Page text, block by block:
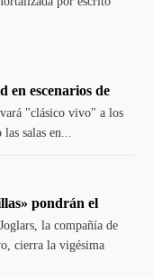
en escenarios de
"clásico vivo" a los
salas en...
pondrán el
la compañía de
cierra la vigésima